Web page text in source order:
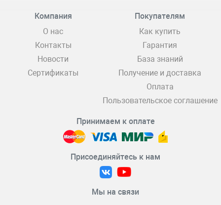
Компания
О нас
Контакты
Новости
Сертификаты
Покупателям
Как купить
Гарантия
База знаний
Получение и доставка
Оплата
Пользовательское соглашение
Принимаем к оплате
Присоединяйтесь к нам
Мы на связи